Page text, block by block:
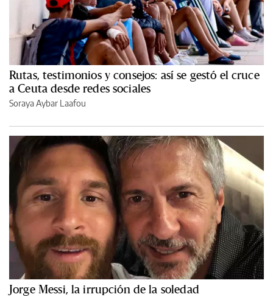
Rutas, testimonios y consejos: así se gestó el cruce
a Ceuta desde redes sociales
Soraya Aybar Laafou
Jorge Messi, la irrupción de la soledad